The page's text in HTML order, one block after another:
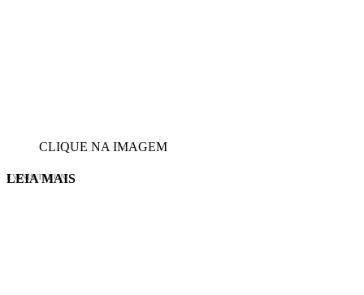
CLIQUE NA IMAGEM
EVINIS TALON
LEIA MAIS